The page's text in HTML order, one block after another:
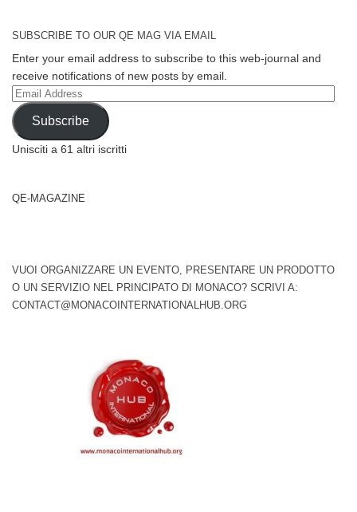
SUBSCRIBE TO OUR QE MAG VIA EMAIL
Enter your email address to subscribe to this web-journal and
receive notifications of new posts by email.
Email
Address
Subscribe
Unisciti a 61 altri iscritti
QE-MAGAZINE
VUOI ORGANIZZARE UN EVENTO, PRESENTARE UN PRODOTTO
O UN SERVIZIO NEL PRINCIPATO DI MONACO? SCRIVI A:
CONTACT@MONACOINTERNATIONALHUB.ORG